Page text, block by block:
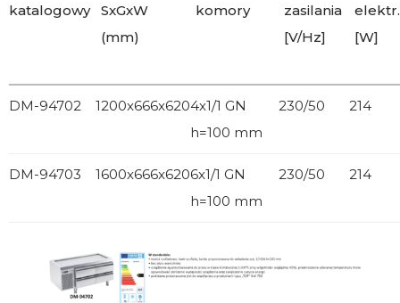
katalogowy
SxGxW
(mm)
komory
zasilania
[V/Hz]
elektr.
[W]
DM-94702 1200x666x6204x1/1 GN
h=100 mm
230/50 214
DM-94703 1600x666x6206x1/1 GN
h=100 mm
230/50 214